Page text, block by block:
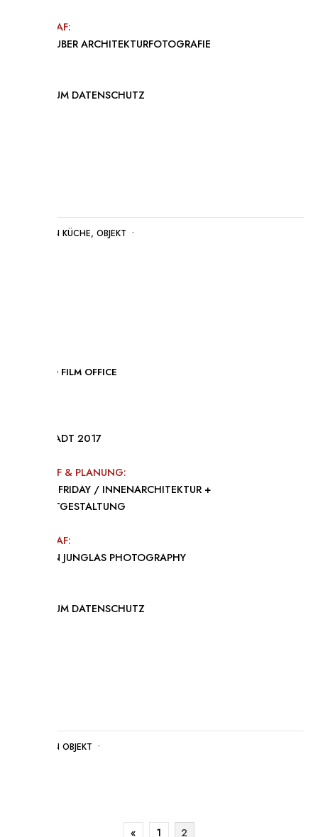
FOTOGRAF:
LARS GRUBER ARCHITEKTURFOTOGRAFIE
IMPRESSUM DATENSCHUTZ
POSTED IN KÜCHE, OBJEKT •
VOLLBILD FILM OFFICE
DARMSTADT 2017
ENTWURF & PLANUNG:
WHYTHEFRIDAY / INNENARCHITEKTUR +
PRODUKTGESTALTUNG
FOTOGRAF:
STEPHAN JUNGLAS PHOTOGRAPHY
IMPRESSUM DATENSCHUTZ
POSTED IN OBJEKT •
« 1 2